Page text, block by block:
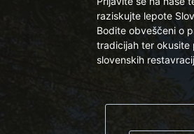
raziskujte lepote
Bodite obveščeni o
tradicijah ter okusite
slovenskih